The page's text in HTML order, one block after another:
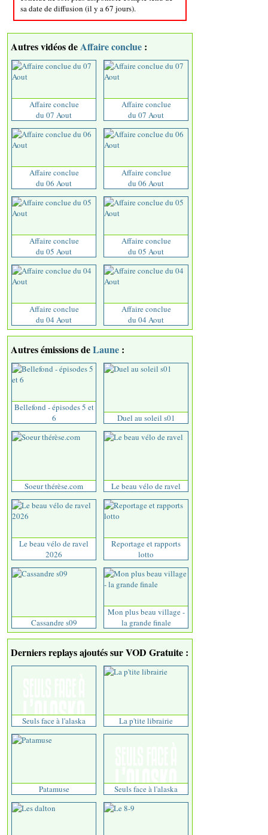
sa date de diffusion (il y a 67 jours).
Autres vidéos deAffaire conclue :
Affaire conclue
du 07 Aout
Affaire conclue
du 07 Aout
Affaire conclue
du 06 Aout
Affaire conclue
du 06 Aout
Affaire conclue
du 05 Aout
Affaire conclue
du 05 Aout
Affaire conclue
du 04 Aout
Affaire conclue
du 04 Aout
Autres émissions deLaune :
Bellefond - épisodes 5 et
6
Duel au soleil s01
Soeur thérèse.com Le beau vélo de ravel
Le beau vélo de ravel
2026
Reportage et rapports
lotto
Cassandre s09
Mon plus beau village -
la grande finale
Derniers replays ajoutés sur VOD Gratuite :
Seuls face à l'alaska La p'tite librairie
Patamuse Seuls face à l'alaska